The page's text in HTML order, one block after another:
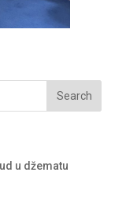
u džematu